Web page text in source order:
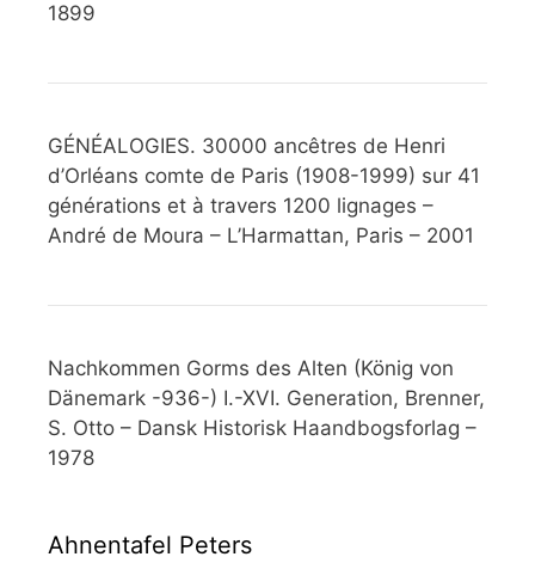
1899
GÉNÉALOGIES. 30000 ancêtres de Henri
d’Orléans comte de Paris (1908-1999) sur 41
générations et à travers 1200 lignages –
André de Moura – L’Harmattan, Paris – 2001
Nachkommen Gorms des Alten (König von
Dänemark -936-) I.-XVI. Generation, Brenner,
S. Otto – Dansk Historisk Haandbogsforlag –
1978
Ahnentafel Peters